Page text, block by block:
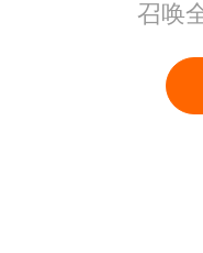
召唤